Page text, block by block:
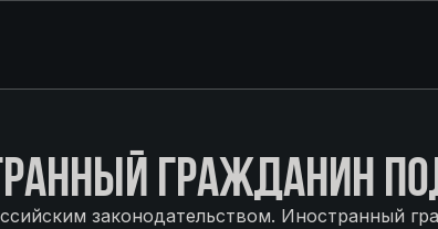
ГРАЖДАНИН
законодательством. Иностранный